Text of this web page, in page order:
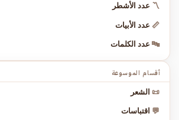
〽️ عدد الأشطر
📏 عدد الأبيات
🔤 عدد الكلمات
أقسام الموسوعة
📜 الشعر
💬 اقتباسات